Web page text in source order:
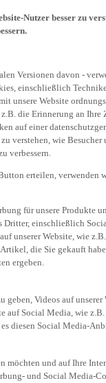
Nutzer besser zu
einschließlich
unsere Website
die Erinnerung an Ihre
auf einer
wie Besucher
verbessern.
Dritter, einschließlich
unserer Website, wie
die Sie gekauft
ergeben.
auf Social Media, wie
diesen Social Media-
und Social Media-
nur bestimmte